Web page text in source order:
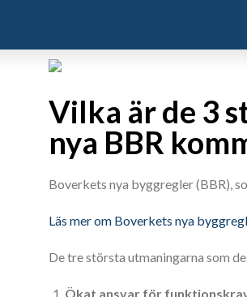
Vilka är de 3
nya BBR
Boverkets nya byggregler (BBR),
Läs mer om Boverkets nya
De tre största utmaningarna som
Ökat ansvar för